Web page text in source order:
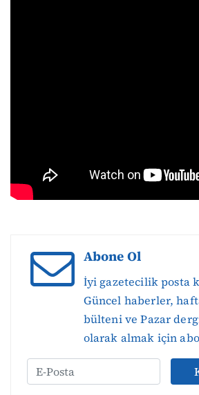
Abone Ol
İyi gazetecilik posta
Güncel haberler,
bülteni ve Pazar
olarak almak için